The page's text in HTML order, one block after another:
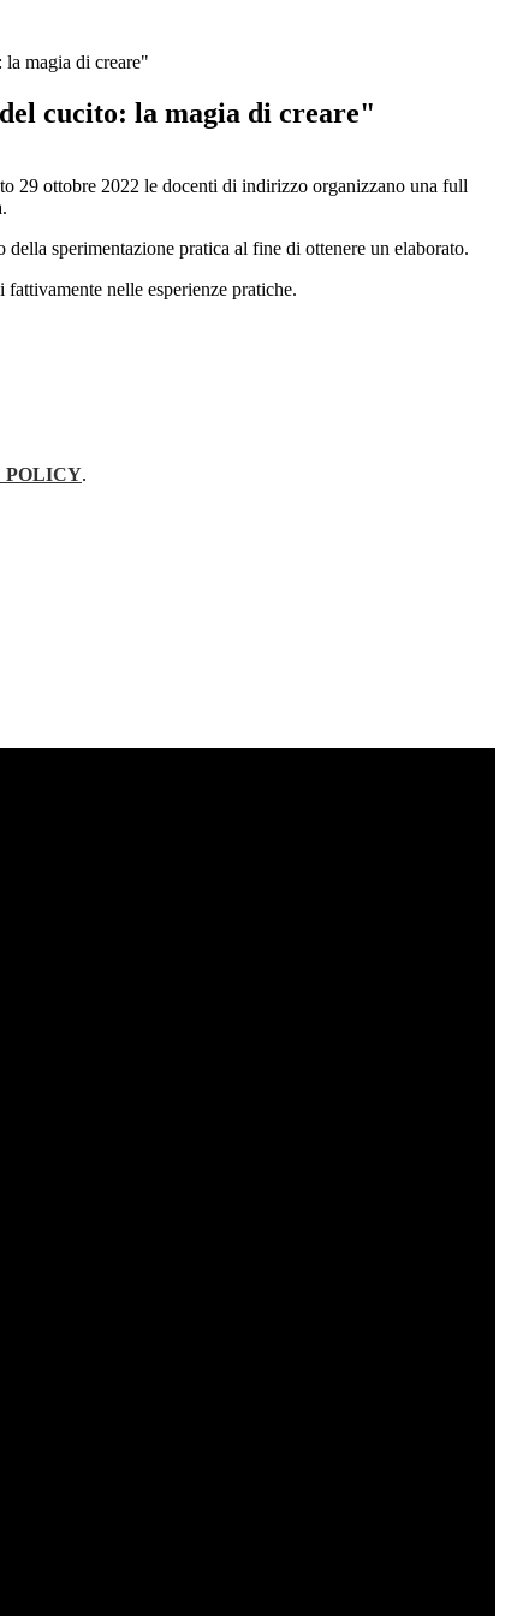
magia di creare"
cucito: la magia di creare"
29 ottobre 2022 le docenti di indirizzo organizzano una full
sperimentazione pratica al fine di ottenere un elaborato.
nelle esperienze pratiche.
POLICY.